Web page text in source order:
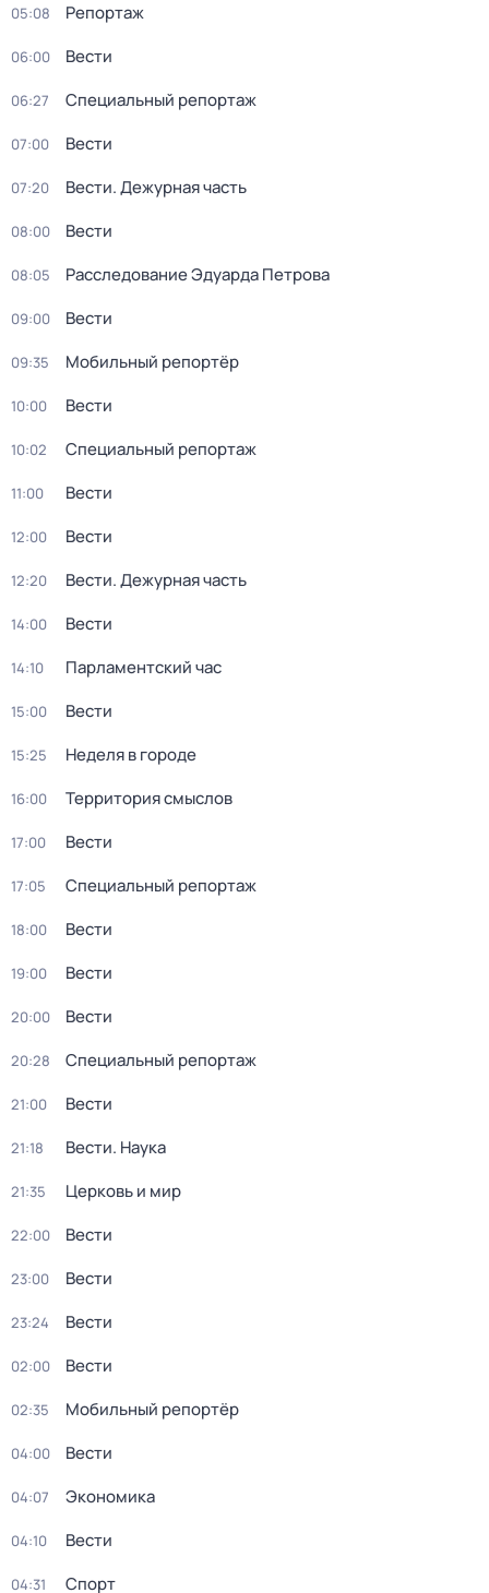
05:08 Репортаж
06:00 Вести
06:27 Специальный репортаж
07:00 Вести
07:20 Вести. Дежурная часть
08:00 Вести
08:05 Расследование Эдуарда Петрова
09:00 Вести
09:35 Мобильный репортёр
10:00 Вести
10:02 Специальный репортаж
11:00 Вести
12:00 Вести
12:20 Вести. Дежурная часть
14:00 Вести
14:10 Парламентский час
15:00 Вести
15:25 Неделя в городе
16:00 Территория смыслов
17:00 Вести
17:05 Специальный репортаж
18:00 Вести
19:00 Вести
20:00 Вести
20:28 Специальный репортаж
21:00 Вести
21:18 Вести. Наука
21:35 Церковь и мир
22:00 Вести
23:00 Вести
23:24 Вести
02:00 Вести
02:35 Мобильный репортёр
04:00 Вести
04:07 Экономика
04:10 Вести
04:31 Спорт